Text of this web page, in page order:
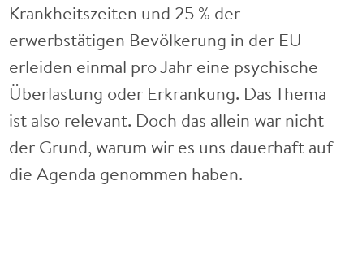
Krankheitszeiten und 25 % der
erwerbstätigen Bevölkerung in der EU
erleiden einmal pro Jahr eine psychische
Überlastung oder Erkrankung. Das Thema
ist also relevant. Doch das allein war nicht
der Grund, warum wir es uns dauerhaft auf
die Agenda genommen haben.